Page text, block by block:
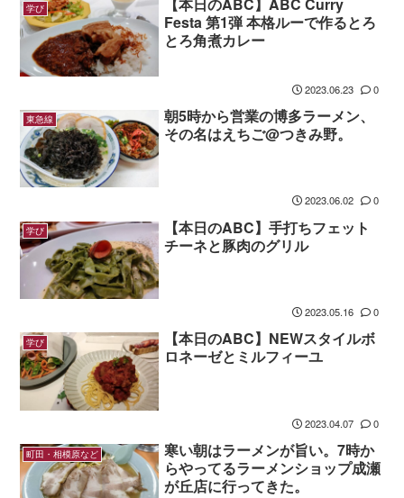
学び
【本日のABC】ABC Curry
Festa 第1弾 本格ルーで作るとろ
とろ角煮カレー
2023.06.23 0
東急線
朝5時から営業の博多ラーメン、
その名はえちご@つきみ野。
2023.06.02 0
学び
【本日のABC】手打ちフェット
チーネと豚肉のグリル
2023.05.16 0
学び
【本日のABC】NEWスタイルボ
ロネーゼとミルフィーユ
2023.04.07 0
町田・相模原など
寒い朝はラーメンが旨い。7時か
らやってるラーメンショップ成瀬
が丘店に行ってきた。